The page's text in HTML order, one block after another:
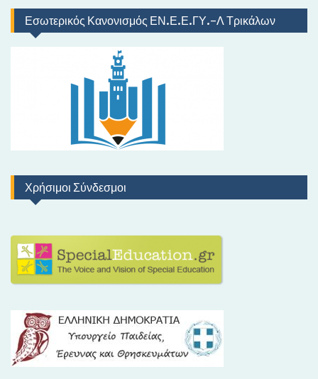
Εσωτερικός Κανονισμός ΕΝ.Ε.Ε.ΓΥ.-Λ Τρικάλων
Χρήσιμοι Σύνδεσμοι